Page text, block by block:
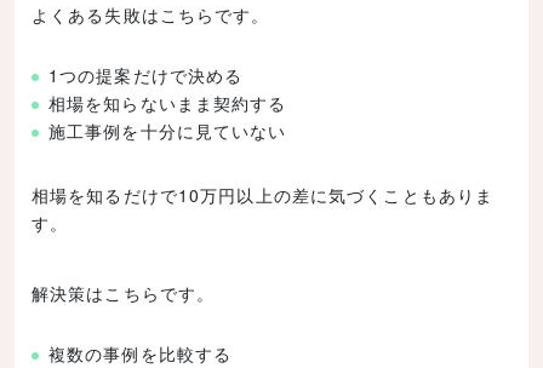
よくある失敗はこちらです。
1つの提案だけで決める
相場を知らないまま契約する
施工事例を十分に見ていない
相場を知るだけで10万円以上の差に気づくこともありま
す。
解決策はこちらです。
複数の事例を比較する